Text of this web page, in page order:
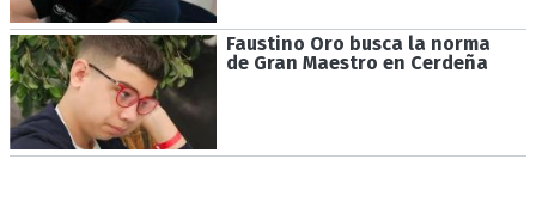
Faustino Oro busca la norma
de Gran Maestro en Cerdeña